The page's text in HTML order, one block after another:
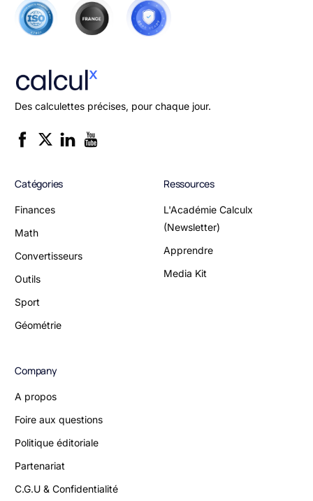
Des calculettes précises, pour chaque jour.
Catégories
Finances
Math
Convertisseurs
Outils
Sport
Géométrie
Ressources
L'Académie Calculx
(Newsletter)
Apprendre
Media Kit
Company
A propos
Foire aux questions
Politique éditoriale
Partenariat
C.G.U & Confidentialité